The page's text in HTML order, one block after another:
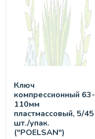
Ключ
компрессионный 63-
110мм
пластмассовый, 5/45
шт./упак.
("POELSAN")